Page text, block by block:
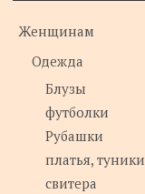
Женщинам
Одежда
Блузы
футболки
Рубашки
платья, туники
свитера